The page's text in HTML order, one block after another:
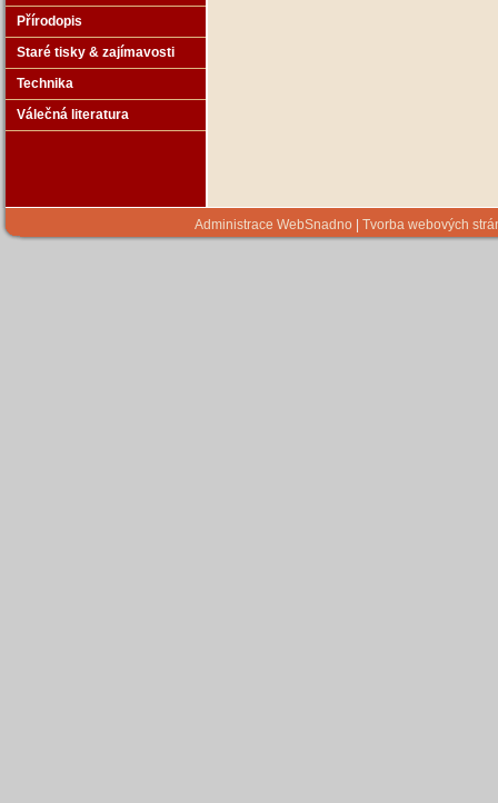
Přírodopis
Staré tisky & zajímavosti
Technika
Válečná literatura
Administrace WebSnadno Tvorba webových